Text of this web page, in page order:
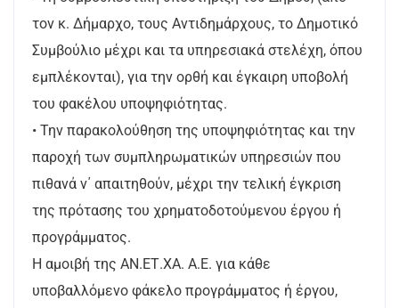
τον κ. Δήμαρχο, τους Αντιδημάρχους, το Δημοτικό
Συμβούλιο μέχρι και τα υπηρεσιακά στελέχη, όπου
εμπλέκονται), για την ορθή και έγκαιρη υποβολή
του φακέλου υποψηφιότητας.
• Την παρακολούθηση της υποψηφιότητας και την
παροχή των συμπληρωματικών υπηρεσιών που
πιθανά ν΄ απαιτηθούν, μέχρι την τελική έγκριση
της πρότασης του χρηματοδοτούμενου έργου ή
προγράμματος.
Η αμοιβή της ΑΝ.ΕΤ.ΧΑ. Α.Ε. για κάθε
υποβαλλόμενο φάκελο προγράμματος ή έργου,